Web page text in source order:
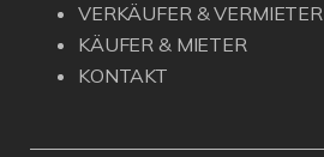
VERKÄUFER & VERMIETER
KÄUFER & MIETER
KONTAKT